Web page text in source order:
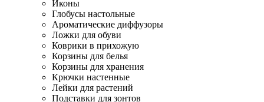
Иконы
Глобусы настольные
Ароматические диффузоры
Ложки для обуви
Коврики в прихожую
Корзины для белья
Корзины для хранения
Крючки настенные
Лейки для растений
Подставки для зонтов